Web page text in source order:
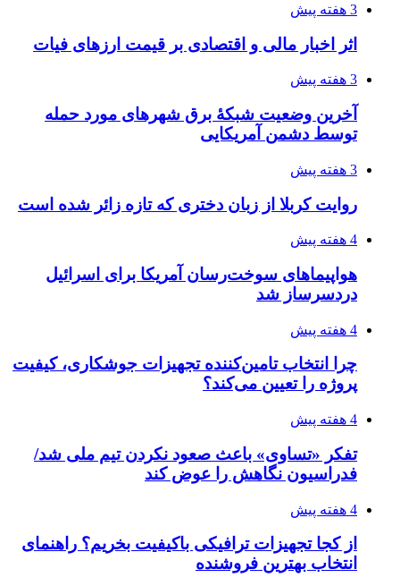
3 هفته پیش
اثر اخبار مالی و اقتصادی بر قیمت ارزهای فیات
3 هفته پیش
آخرین وضعیت شبکۀ برق شهرهای مورد حمله
توسط دشمن آمریکایی
3 هفته پیش
روایت کربلا از زبان دختری که تازه زائر شده است
4 هفته پیش
هواپیماهای سوخت‌رسان آمریکا برای اسرائیل
دردسرساز شد
4 هفته پیش
چرا انتخاب تامین‌کننده تجهیزات جوشکاری، کیفیت
پروژه را تعیین می‌کند؟
4 هفته پیش
تفکر «تساوی» باعث صعود نکردن تیم ملی شد/
فدراسیون نگاهش را عوض کند
4 هفته پیش
از کجا تجهیزات ترافیکی باکیفیت بخریم؟ راهنمای
انتخاب بهترین فروشنده